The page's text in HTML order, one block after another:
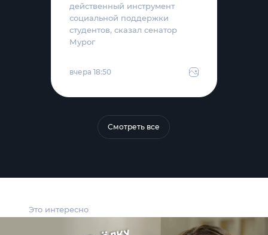
Это интересно
действенный инструмент
социальной поддержки
студентов, сказал сенатор
Мурог
вчера 18:50
Смотреть все